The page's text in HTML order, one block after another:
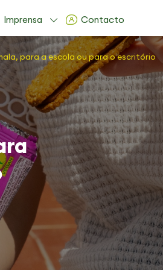
Imprensa Contacto
para a escola ou para o escritório